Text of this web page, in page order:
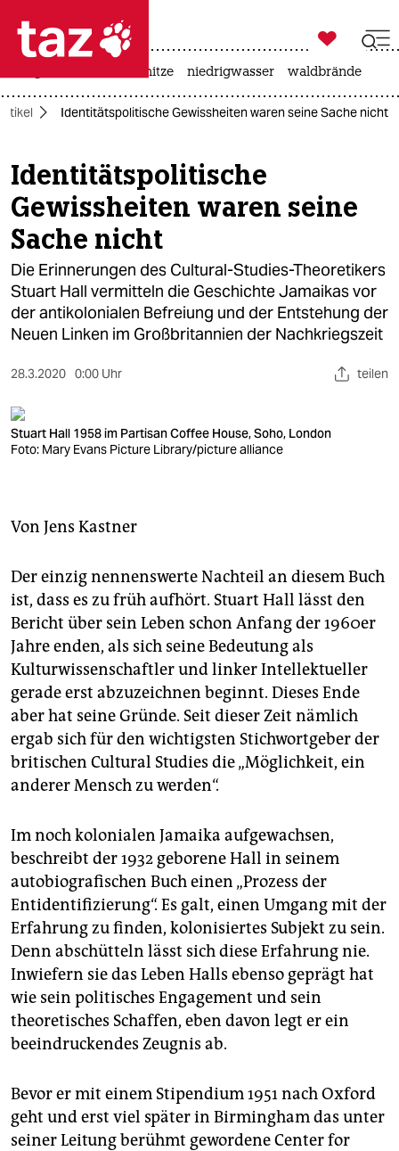
 taz zahl ich
taz zahl ich
themen
politik
öko
gesellschaft
kultur
sport
berlin
nord
verlag
veranstaltungen
shop
fragen & hilfe
unterstützen
abo
genossenschaft

taz zahl ich
hitze niedrigwasser waldbrände
Identitätspolitische Gewissheiten waren seine Sache nicht
Identitätspolitische
Gewissheiten waren seine
Sache nicht
Die Erinnerungen des Cultural-Studies-Theoretikers
Stuart Hall vermitteln die Geschichte Jamaikas vor
der antikolonialen Befreiung und der Entstehung der
Neuen Linken im Großbritannien der Nachkriegszeit
28.3.2020 0:00 Uhr teilen
Stuart Hall 1958 im Partisan Coffee House, Soho, London
Foto: Mary Evans Picture Library/picture alliance
Von Jens Kastner
Der einzig nennenswerte Nachteil an diesem Buch
ist, dass es zu früh aufhört. Stuart Hall lässt den
Bericht über sein Leben schon Anfang der 1960er
Jahre enden, als sich seine Bedeutung als
Kulturwissenschaftler und linker Intellektueller
gerade erst abzuzeichnen beginnt. Dieses Ende
aber hat seine Gründe. Seit dieser Zeit nämlich
ergab sich für den wichtigsten Stichwortgeber der
britischen Cultural Studies die „Möglichkeit, ein
anderer Mensch zu werden“.
Im noch kolonialen Jamaika aufgewachsen,
beschreibt der 1932 geborene Hall in seinem
autobiografischen Buch einen „Prozess der
Entidentifizierung“. Es galt, einen Umgang mit der
Erfahrung zu finden, kolonisiertes Subjekt zu sein.
Denn abschütteln lässt sich diese Erfahrung nie.
Inwiefern sie das Leben Halls ebenso geprägt hat
wie sein politisches Engagement und sein
theoretisches Schaffen, eben davon legt er ein
beeindruckendes Zeugnis ab.
Bevor er mit einem Stipendium 1951 nach Oxford
geht und erst viel später in Birmingham das unter
seiner Leitung berühmt gewordene Center for